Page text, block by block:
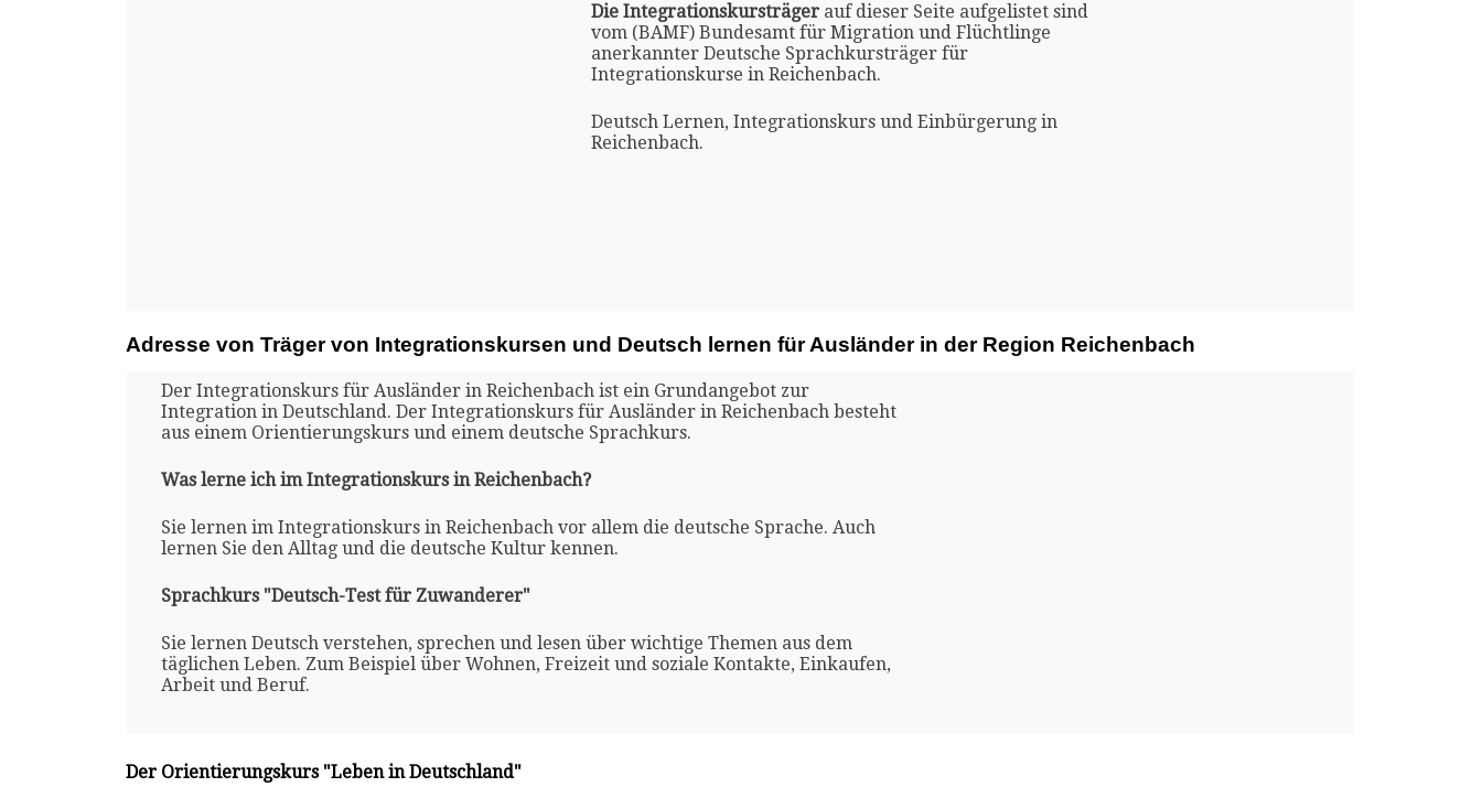
Die Integrationskursträgerauf dieser Seite aufgelistet sind
vom (BAMF) Bundesamt für Migration und Flüchtlinge
anerkannter Deutsche Sprachkursträger für
Integrationskurse in Reichenbach.
Deutsch Lernen, Integrationskurs und Einbürgerung in
Reichenbach.
Adresse von Träger von Integrationskursen und Deutsch lernen für Ausländer in der Region Reichenbach
Der Integrationskurs für Ausländer in Reichenbach ist ein Grundangebot zur
Integration in Deutschland. Der Integrationskurs für Ausländer in Reichenbach besteht
aus einem Orientierungskurs und einem deutsche Sprachkurs.
Was lerne ich im Integrationskurs in Reichenbach?
Sie lernen im Integrationskurs in Reichenbach vor allem die deutsche Sprache. Auch
lernen Sie den Alltag und die deutsche Kultur kennen.
Sprachkurs "Deutsch-Test für Zuwanderer"
Sie lernen Deutsch verstehen, sprechen und lesen über wichtige Themen aus dem
täglichen Leben. Zum Beispiel über Wohnen, Freizeit und soziale Kontakte, Einkaufen,
Arbeit und Beruf.
Der Orientierungskurs "Leben in Deutschland"